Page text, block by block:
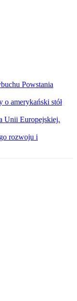
Powstania
o amerykański stół
Unii Europejskiej.
rozwoju i